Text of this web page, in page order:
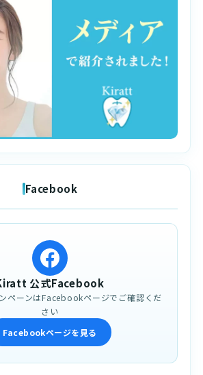
Facebook
公式Facebook
ペーンはFacebookページでご確認くだ
さい
Facebookページを見る